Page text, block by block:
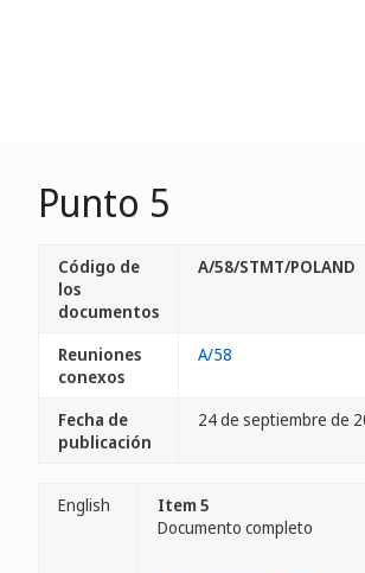
Punto 5
Código de
los
documentos
A/58/STMT/POLAND
Reuniones
conexos
A/58
Fecha de
publicación
24 de septiembre de
English
Item 5
Documento completo